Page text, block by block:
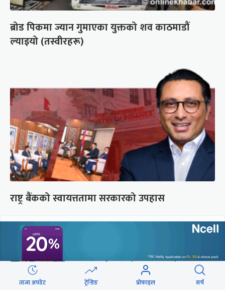
ब्रोड पिकमा ज्यान गुमाएका युक्तको शव काठमाडौं
ल्याइयो (तस्वीरहरू)
राष्ट्र बैंकको स्वायत्ततामा सरकारको उपहास
छुटाउनुभयो कि ?
संसद्लाई टेर्दैनन् प्रधानमन्त्री, लाचार
छन् सभामुख
ताजा अपडेट ट्रेन्डिङ प्रोफाइल सर्च